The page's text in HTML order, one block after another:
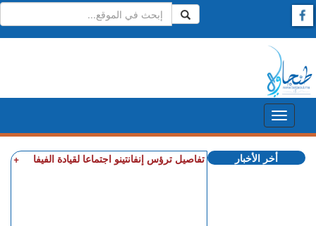
+ الربـــاط.. تفاصيل ترؤس إنفانتينو اجتماعا لقيادة الفيفا + مهنيو أخر الأخبار